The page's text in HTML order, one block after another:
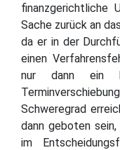
finanzgerichtliche
Sache zurück an
da er in der
einen
nur dann ein
Schweregrad
dann geboten
im